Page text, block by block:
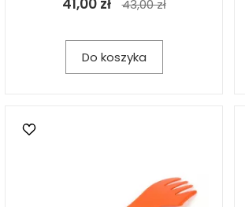
41,00 zł 43,00 zł
Do koszyka